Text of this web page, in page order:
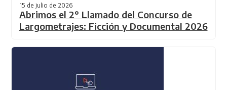
15 de julio de 2026
Abrimos el 2° Llamado del Concurso de
Largometrajes: Ficción y Documental 2026